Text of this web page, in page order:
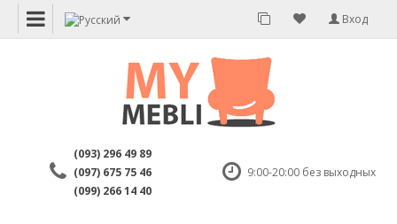
Вход
(093) 296 49 89
(097) 675 75 46
(099) 266 14 40
9:00-20:00 без выходных